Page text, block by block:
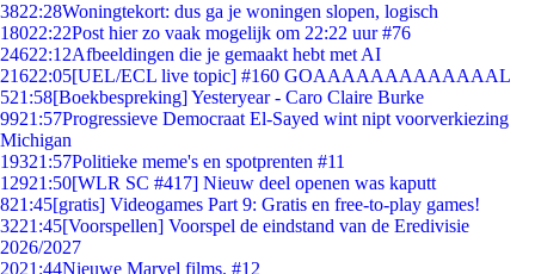
3822:28Woningtekort: dus ga je woningen slopen, logisch
18022:22Post hier zo vaak mogelijk om 22:22 uur #76
24622:12Afbeeldingen die je gemaakt hebt met AI
21622:05[UEL/ECL live topic] #160 GOAAAAAAAAAAAAAL
521:58[Boekbespreking] Yesteryear - Caro Claire Burke
9921:57Progressieve Democraat El-Sayed wint nipt voorverkiezing
Michigan
19321:57Politieke meme's en spotprenten #11
12921:50[WLR SC #417] Nieuw deel openen was kaputt
821:45[gratis] Videogames Part 9: Gratis en free-to-play games!
3221:45[Voorspellen] Voorspel de eindstand van de Eredivisie
2026/2027
2021:44Nieuwe Marvel films. #12